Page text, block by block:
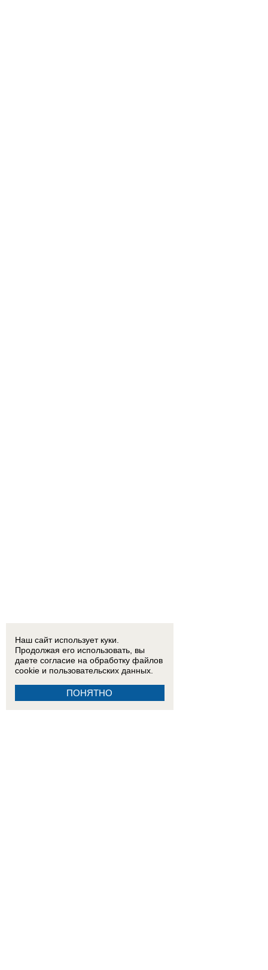
Наш сайт использует куки.
Продолжая его использовать, вы
даете согласие на обработку файлов
cookie и пользовательских данных.
ПОНЯТНО